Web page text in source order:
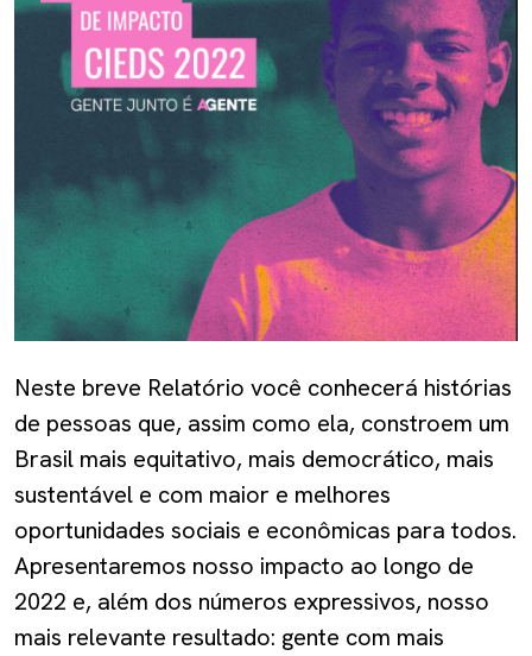
Neste breve Relatório você conhecerá histórias
de pessoas que, assim como ela, constroem um
Brasil mais equitativo, mais democrático, mais
sustentável e com maior e melhores
oportunidades sociais e econômicas para todos.
Apresentaremos nosso impacto ao longo de
2022 e, além dos números expressivos, nosso
mais relevante resultado: gente com mais